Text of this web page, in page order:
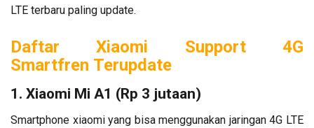
LTE terbaru paling update.
DaftarXiaomi Support 4G
Smartfren Terupdate
1. Xiaomi Mi A1 (Rp 3 jutaan)
Smartphone xiaomi yang bisa menggunakan jaringan 4G LTE